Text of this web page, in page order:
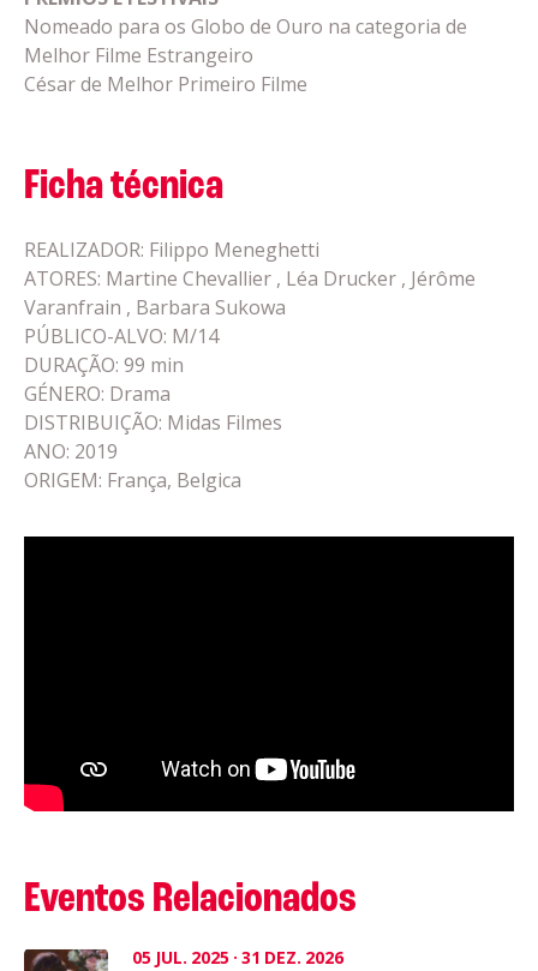
Nomeado para os Globo de Ouro na categoria de
Melhor Filme Estrangeiro
César de Melhor Primeiro Filme
Ficha técnica
REALIZADOR: Filippo Meneghetti
ATORES: Martine Chevallier , Léa Drucker , Jérôme
Varanfrain , Barbara Sukowa
PÚBLICO-ALVO: M/14
DURAÇÃO: 99 min
GÉNERO: Drama
DISTRIBUIÇÃO: Midas Filmes
ANO: 2019
ORIGEM: França, Belgica
Eventos Relacionados
05 JUL. 2025 · 31 DEZ. 2026